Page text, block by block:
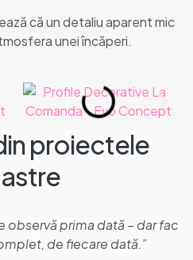
că un detaliu aparent mic
unei încăperi.
proiectele
observă prima dată – dar fac
de fiecare dată.”